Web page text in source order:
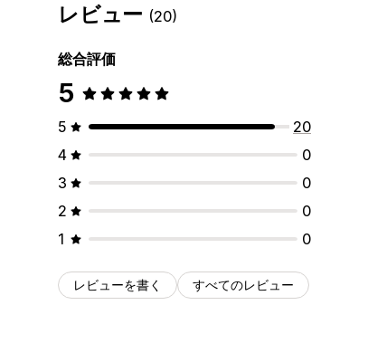
レビュー (20)
総合評価
5
5
20
4
0
3
0
2
0
1
0
レビューを書く すべてのレビュー